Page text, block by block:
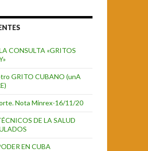
CONSULTA «GRITOS
GRITO CUBANO (unA
Nota Minrex-16/11/20
DE LA SALUD
EN CUBA